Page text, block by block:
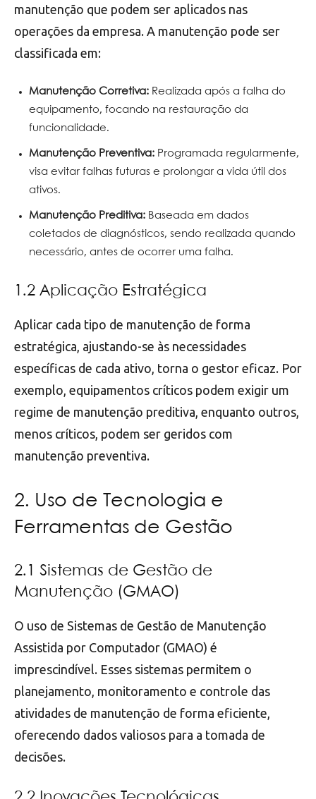
manutenção que podem ser aplicados nas
operações da empresa. A manutenção pode ser
classificada em:
Manutenção Corretiva: Realizada após a falha do
equipamento, focando na restauração da
funcionalidade.
Manutenção Preventiva: Programada regularmente,
visa evitar falhas futuras e prolongar a vida útil dos
ativos.
Manutenção Preditiva: Baseada em dados
coletados de diagnósticos, sendo realizada quando
necessário, antes de ocorrer uma falha.
1.2 Aplicação Estratégica
Aplicar cada tipo de manutenção de forma
estratégica, ajustando-se às necessidades
específicas de cada ativo, torna o gestor eficaz. Por
exemplo, equipamentos críticos podem exigir um
regime de manutenção preditiva, enquanto outros,
menos críticos, podem ser geridos com
manutenção preventiva.
2. Uso de Tecnologia e
Ferramentas de Gestão
2.1 Sistemas de Gestão de
Manutenção (GMAO)
O uso de Sistemas de Gestão de Manutenção
Assistida por Computador (GMAO) é
imprescindível. Esses sistemas permitem o
planejamento, monitoramento e controle das
atividades de manutenção de forma eficiente,
oferecendo dados valiosos para a tomada de
decisões.